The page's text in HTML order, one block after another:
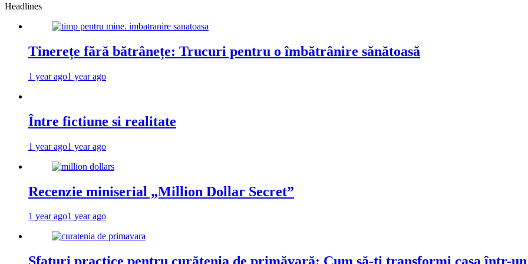
Headlines
Tinerețe fără bătrânețe: Trucuri pentru o îmbătrânire sănătoasă
1 year ago1 year ago
Între fictiune si realitate
1 year ago1 year ago
Recenzie miniserial „Million Dollar Secret”
1 year ago1 year ago